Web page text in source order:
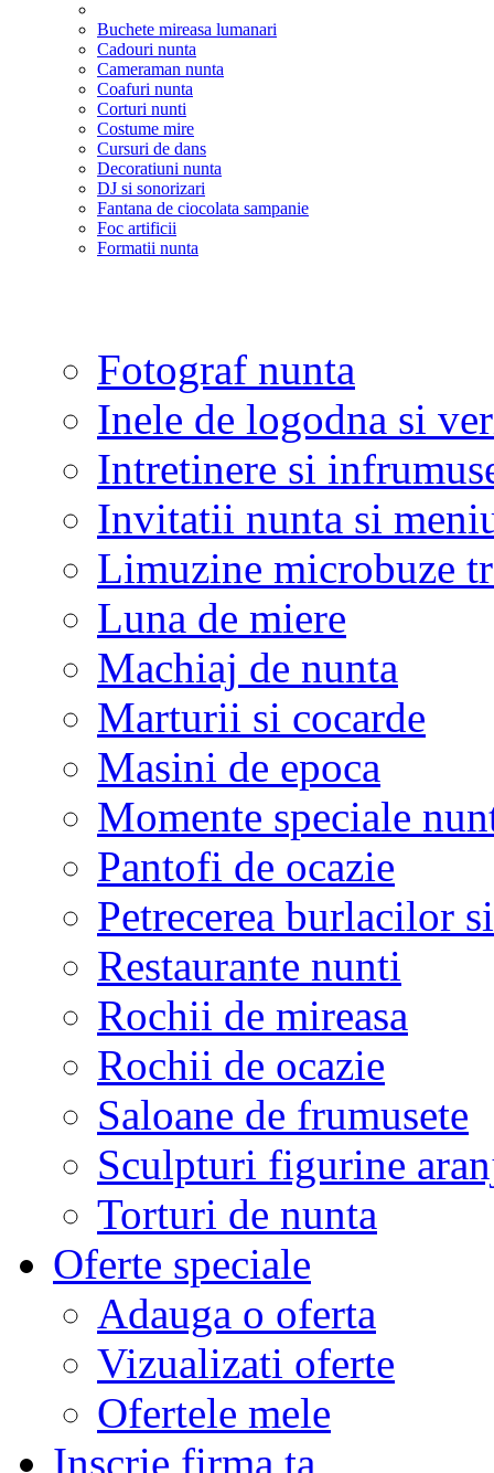
Buchete mireasa lumanari
Cadouri nunta
Cameraman nunta
Coafuri nunta
Corturi nunti
Costume mire
Cursuri de dans
Decoratiuni nunta
DJ si sonorizari
Fantana de ciocolata sampanie
Foc artificii
Formatii nunta
Fotograf nunta
Inele de logodna si
Intretinere si
Invitatii nunta si
Limuzine microbuze
Luna de miere
Machiaj de nunta
Marturii si cocarde
Masini de epoca
Momente speciale
Pantofi de ocazie
Petrecerea burlacilor
Restaurante nunti
Rochii de mireasa
Rochii de ocazie
Saloane de frumusete
Sculpturi figurine
Torturi de nunta
Oferte speciale
Adauga o oferta
Vizualizati oferte
Ofertele mele
Inscrie firma ta